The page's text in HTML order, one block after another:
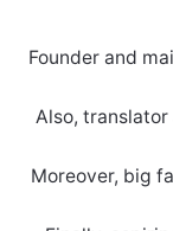
Founder and
Also,
Moreover, big